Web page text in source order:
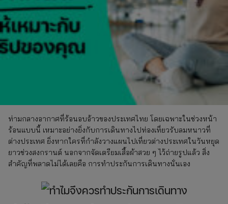
ท่ามกลางอากาศที่ร้อนอบอ้าวของประเทศไทย โดยเฉพาะในช่วงหน้า
ร้อนแบบนี้ เหมาะอย่างยิ่งกับการเดินทางไปท่องเที่ยวรับลมหนาวที่
ต่างประเทศ ยิ่งหากใครที่กำลังวางแผนไปเที่ยวต่างประเทศในวันหยุด
ยาวช่วงสงกรานต์ นอกจากจัดเตรียมเสื้อผ้าสวย ๆ ไว้ถ่ายรูปแล้ว สิ่ง
สำคัญที่พลาดไม่ได้เลยคือ การทำประกันการเดินทางนั่นเอง